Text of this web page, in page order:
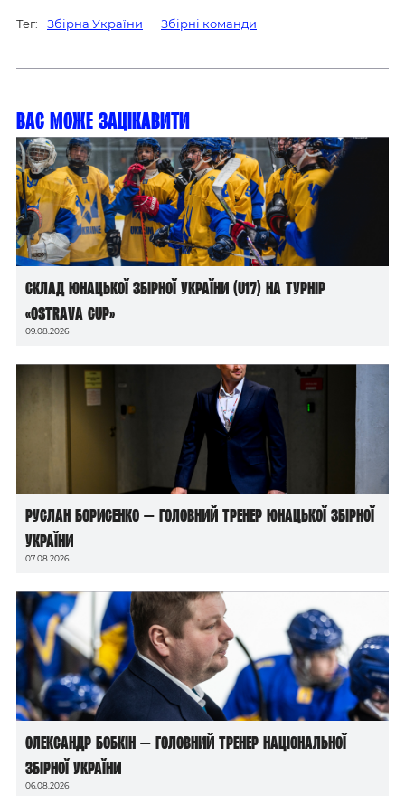
Тег: Збірна України Збірні команди
Вас може зацікавити
Склад юнацької збірної України (U17) на турнір
«Ostrava Cup»
09.08.2026
Руслан Борисенко — головний тренер юнацької збірної
України
07.08.2026
Олександр Бобкін — головний тренер національної
збірної України
06.08.2026